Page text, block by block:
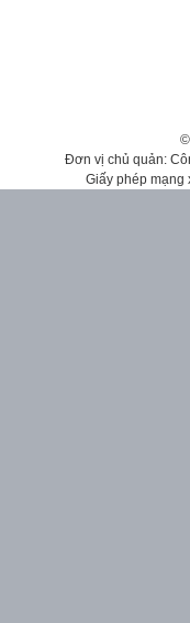
Đơn vị chủ quản:
Giấy phép mạng